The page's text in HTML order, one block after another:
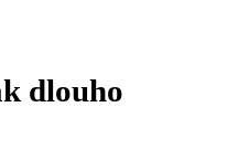
dlouho